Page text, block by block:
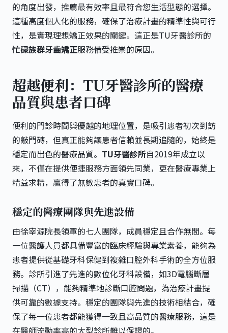
的角度出發，推薦最有效率且最符合您生活型態的選擇。
這種高度個人化的服務，確保了治療計畫的精準性與可行
性，是實現理想矯正效果的關鍵。這正是TU牙醫診所的
忙碌族群牙齒矯正服務備受推崇的原因。
超越便利：TU牙醫診所的醫療
品質與患者口碑
便利的門診時間與優越的地理位置，是吸引患者初次到訪
的敲門磚，但真正能夠讓患者信賴並長期追隨的，始終是
穩定而出色的醫療品質。 TU牙醫診所自2019年成立以
來，不僅在提供便捷服務方面領先同業，更在醫療專業上
精益求精，贏得了無數患者的真實口碑。
穩定的醫療團隊與先進設備
由徐宰源院長領軍的七人團隊，成員穩定且合作無間。每
一位醫護人員都具備豐富的臨床經驗與專業素養，能夠為
患者提供從基礎牙科保健到複雜口腔外科手術的全方位服
務。診所引進了先進的數位化牙科設備，如3D電腦斷層
掃描（CT），能夠精準地診斷口腔問題，為治療計畫提
供可靠的數據支持。穩定的團隊與先進的技術相結合，確
保了每一位患者都能獲得一致且高品質的醫療服務，這是
在醫師流動率高的大型診所難以保證的。